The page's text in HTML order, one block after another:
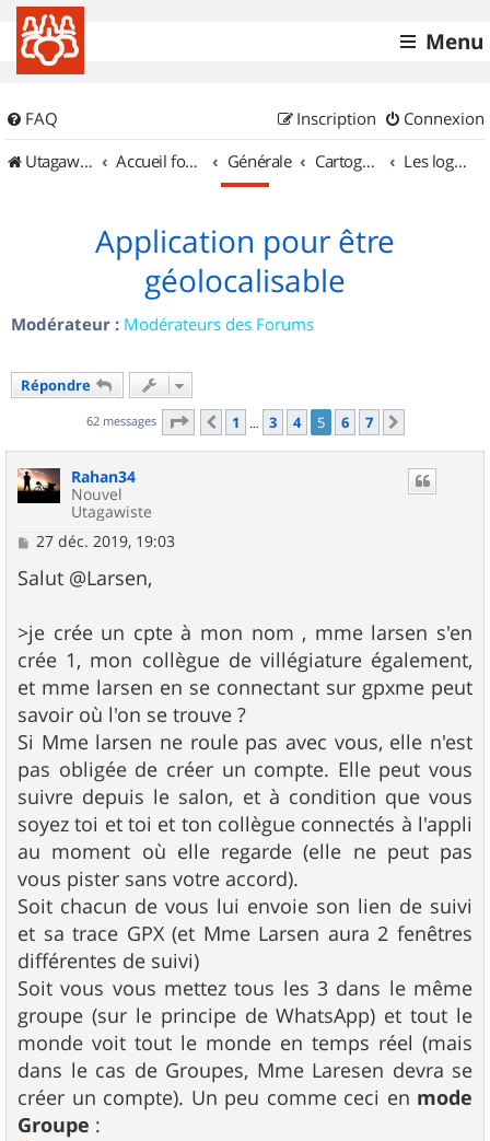
Menu
FAQ Connexion
Inscription
UtagawaVTT (Randos VTT et VTTAE avec traces GPS)
Accueil forum Générale Cartographie et GPS Les logiciels
Application pour être
géolocalisable
Modérateur : Modérateurs des Forums
Répondre
62 messages Page 5sur 7
Précédent
1 … 3 4 5 6 7
Rahan34
Nouvel
Utagawiste
M
s
s
g
e
27 déc. 2019, 19:03
Salut @Larsen,
>je crée un cpte à mon nom , mme larsen s'en
crée 1, mon collègue de villégiature également,
et mme larsen en se connectant sur gpxme peut
savoir où l'on se trouve ?
Si Mme larsen ne roule pas avec vous, elle n'est
pas obligée de créer un compte. Elle peut vous
suivre depuis le salon, et à condition que vous
soyez toi et toi et ton collègue connectés à l'appli
au moment où elle regarde (elle ne peut pas
vous pister sans votre accord).
Soit chacun de vous lui envoie son lien de suivi
et sa trace GPX (et Mme Larsen aura 2 fenêtres
différentes de suivi)
Soit vous vous mettez tous les 3 dans le même
groupe (sur le principe de WhatsApp) et tout le
monde voit tout le monde en temps réel (mais
dans le cas de Groupes, Mme Laresen devra se
créer un compte). Un peu comme ceci en mode
Groupe :